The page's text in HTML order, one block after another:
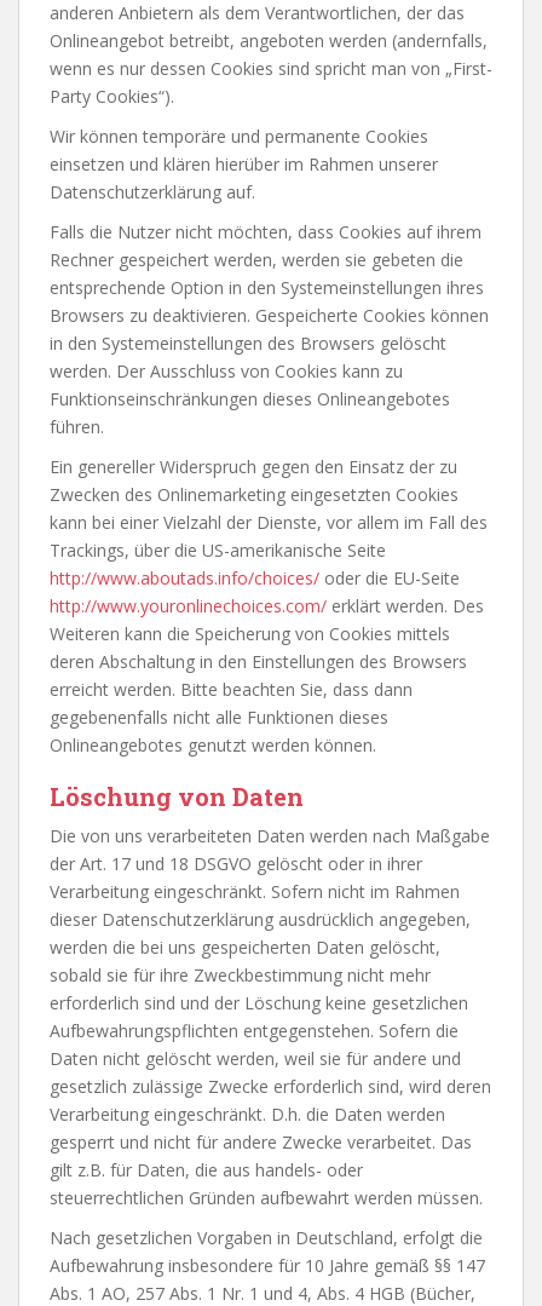
anderen Anbietern als dem Verantwortlichen, der das
Onlineangebot betreibt, angeboten werden (andernfalls,
wenn es nur dessen Cookies sind spricht man von „First-
Party Cookies“).
Wir können temporäre und permanente Cookies
einsetzen und klären hierüber im Rahmen unserer
Datenschutzerklärung auf.
Falls die Nutzer nicht möchten, dass Cookies auf ihrem
Rechner gespeichert werden, werden sie gebeten die
entsprechende Option in den Systemeinstellungen ihres
Browsers zu deaktivieren. Gespeicherte Cookies können
in den Systemeinstellungen des Browsers gelöscht
werden. Der Ausschluss von Cookies kann zu
Funktionseinschränkungen dieses Onlineangebotes
führen.
Ein genereller Widerspruch gegen den Einsatz der zu
Zwecken des Onlinemarketing eingesetzten Cookies
kann bei einer Vielzahl der Dienste, vor allem im Fall des
Trackings, über die US-amerikanische Seite
http://www.aboutads.info/choices/ oder die EU-Seite
http://www.youronlinechoices.com/ erklärt werden. Des
Weiteren kann die Speicherung von Cookies mittels
deren Abschaltung in den Einstellungen des Browsers
erreicht werden. Bitte beachten Sie, dass dann
gegebenenfalls nicht alle Funktionen dieses
Onlineangebotes genutzt werden können.
Löschung von Daten
Die von uns verarbeiteten Daten werden nach Maßgabe
der Art. 17 und 18 DSGVO gelöscht oder in ihrer
Verarbeitung eingeschränkt. Sofern nicht im Rahmen
dieser Datenschutzerklärung ausdrücklich angegeben,
werden die bei uns gespeicherten Daten gelöscht,
sobald sie für ihre Zweckbestimmung nicht mehr
erforderlich sind und der Löschung keine gesetzlichen
Aufbewahrungspflichten entgegenstehen. Sofern die
Daten nicht gelöscht werden, weil sie für andere und
gesetzlich zulässige Zwecke erforderlich sind, wird deren
Verarbeitung eingeschränkt. D.h. die Daten werden
gesperrt und nicht für andere Zwecke verarbeitet. Das
gilt z.B. für Daten, die aus handels- oder
steuerrechtlichen Gründen aufbewahrt werden müssen.
Nach gesetzlichen Vorgaben in Deutschland, erfolgt die
Aufbewahrung insbesondere für 10 Jahre gemäß §§ 147
Abs. 1 AO, 257 Abs. 1 Nr. 1 und 4, Abs. 4 HGB (Bücher,